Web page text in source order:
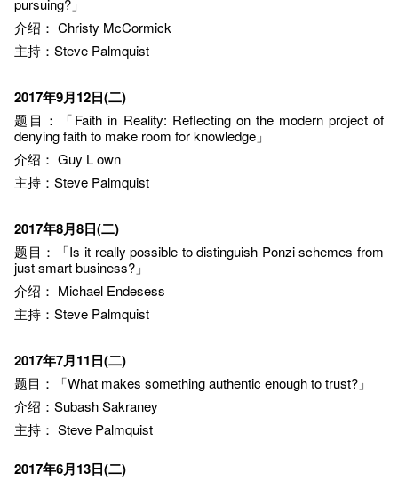
pursuing?」
介绍： Christy McCormick
主持：Steve Palmquist
2017年9月12日(二)
题目：「Faith in Reality: Reflecting on the modern project of
denying faith to make room for knowledge」
介绍： Guy L own
主持：Steve Palmquist
2017年8月8日(二)
题目：「Is it really possible to distinguish Ponzi schemes from
just smart business?」
介绍： Michael Endesess
主持：Steve Palmquist
2017年7月11日(二)
题目：「What makes something authentic enough to trust?」
介绍：Subash Sakraney
主持： Steve Palmquist
2017年6月13日(二)